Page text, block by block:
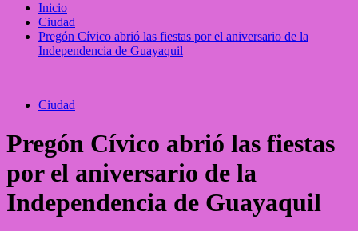
Inicio
Ciudad
Pregón Cívico abrió las fiestas por el aniversario de la
Independencia de Guayaquil
Ciudad
Pregón Cívico abrió las fiestas
por el aniversario de la
Independencia de Guayaquil